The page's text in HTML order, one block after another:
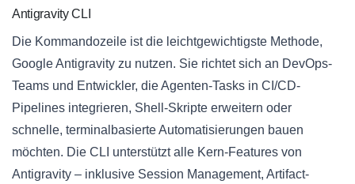
Antigravity CLI
Die Kommandozeile ist die leichtgewichtigste Methode,
Google Antigravity zu nutzen. Sie richtet sich an DevOps-
Teams und Entwickler, die Agenten-Tasks in CI/CD-
Pipelines integrieren, Shell-Skripte erweitern oder
schnelle, terminalbasierte Automatisierungen bauen
möchten. Die CLI unterstützt alle Kern-Features von
Antigravity – inklusive Session Management, Artifact-